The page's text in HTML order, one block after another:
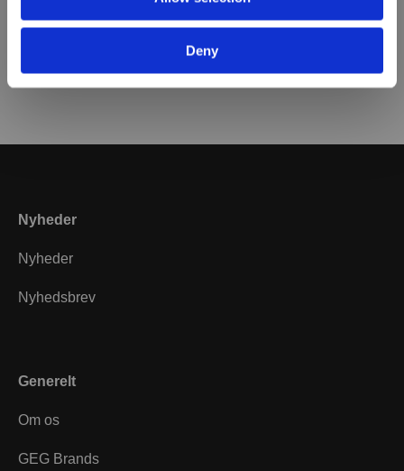
Deny
vedr. vores cookie- og privatlivspolitik, er du velkommen
til at kontakte os på e-mailit@helgstranddressage.dk
Nyheder
Nyheder
Nyhedsbrev
Generelt
Om os
GEG Brands